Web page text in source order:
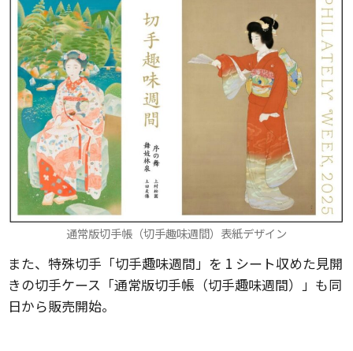
通常版切手帳（切手趣味週間）表紙デザイン
また、特殊切手「切手趣味週間」を 1 シート収めた見開
きの切手ケース「通常版切手帳（切手趣味週間）」も同
日から販売開始。